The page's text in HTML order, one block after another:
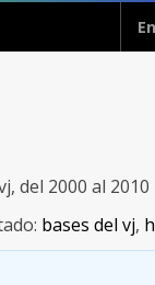
del 2000 al 2010
bases del vj,